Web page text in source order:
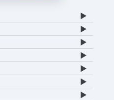
▶️
▶️
▶️
▶️
▶️
▶️
▶️